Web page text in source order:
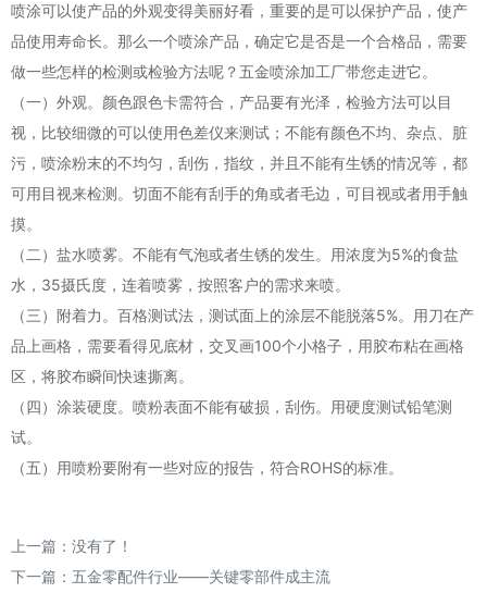
喷涂可以使产品的外观变得美丽好看，重要的是可以保护产品，使产
品使用寿命长。那么一个喷涂产品，确定它是否是一个合格品，需要
做一些怎样的检测或检验方法呢？五金喷涂加工厂带您走进它。
（一）外观。颜色跟色卡需符合，产品要有光泽，检验方法可以目
视，比较细微的可以使用色差仪来测试；不能有颜色不均、杂点、脏
污，喷涂粉末的不均匀，刮伤，指纹，并且不能有生锈的情况等，都
可用目视来检测。切面不能有刮手的角或者毛边，可目视或者用手触
摸。
（二）盐水喷雾。不能有气泡或者生锈的发生。用浓度为5%的食盐
水，35摄氏度，连着喷雾，按照客户的需求来喷。
（三）附着力。百格测试法，测试面上的涂层不能脱落5%。用刀在产
品上画格，需要看得见底材，交叉画100个小格子，用胶布粘在画格
区，将胶布瞬间快速撕离。
（四）涂装硬度。喷粉表面不能有破损，刮伤。用硬度测试铅笔测
试。
（五）用喷粉要附有一些对应的报告，符合ROHS的标准。
上一篇：没有了！
下一篇： 五金零配件行业——关键零部件成主流